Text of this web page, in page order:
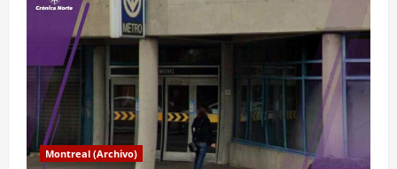
d
Montreal (Archivo)